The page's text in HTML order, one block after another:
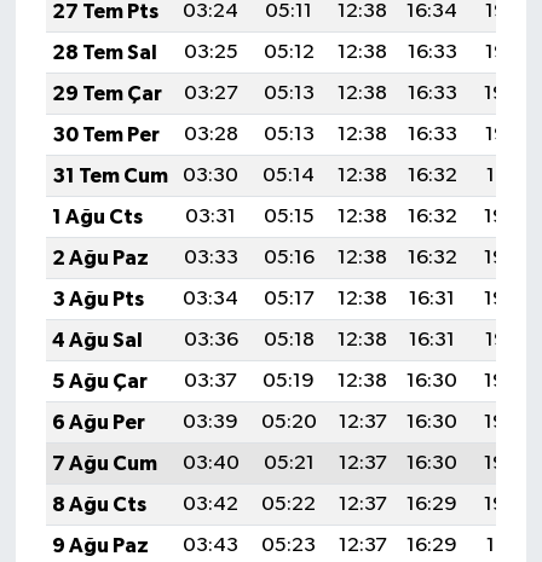
27 Tem Pts
03:24 05:11 12:38 16:34
19:55
28 Tem Sal
03:25 05:12 12:38 16:33
19:55
29 Tem Çar
03:27 05:13 12:38 16:33
19:54
30 Tem Per
03:28 05:13 12:38 16:33
19:53
31 Tem Cum
03:30 05:14 12:38 16:32
19:51
1 Ağu Cts
03:31 05:15 12:38 16:32
19:50
2 Ağu Paz
03:33 05:16 12:38 16:32
19:49
3 Ağu Pts
03:34 05:17 12:38 16:31
19:48
4 Ağu Sal
03:36 05:18 12:38 16:31
19:47
5 Ağu Çar
03:37 05:19 12:38 16:30
19:46
6 Ağu Per
03:39 05:20 12:37 16:30
19:45
7 Ağu Cum
03:40 05:21 12:37 16:30
19:44
8 Ağu Cts
03:42 05:22 12:37 16:29
19:42
9 Ağu Paz
03:43 05:23 12:37 16:29
19:41